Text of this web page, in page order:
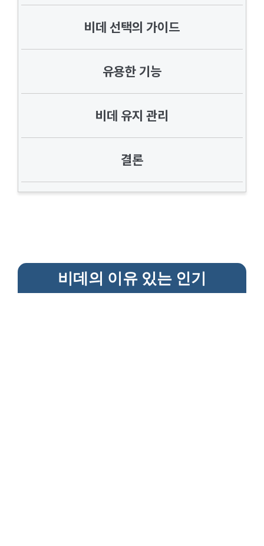
비데 선택의 가이드
유용한 기능
비데 유지 관리
결론
비데의 이유 있는 인기